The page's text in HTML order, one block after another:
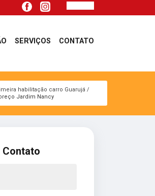
SERVIÇOS CONTATO
habilitação carro Guarujá
Jardim Nancy
Contato